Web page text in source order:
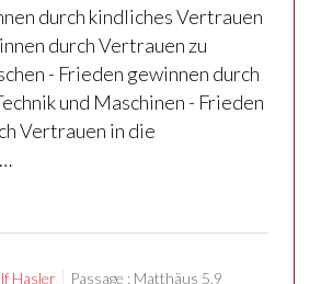
durch kindliches Vertrauen
durch Vertrauen zu
- Frieden gewinnen durch
und Maschinen - Frieden
Vertrauen in die
Hasler Passage : Matthäus 5,9